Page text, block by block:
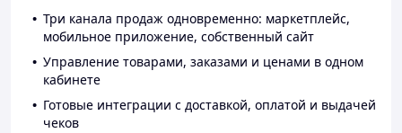
Три канала продаж одновременно: маркетплейс,
мобильное приложение, собственный сайт
Управление товарами, заказами и ценами в одном
кабинете
Готовые интеграции с доставкой, оплатой и выдачей
чеков